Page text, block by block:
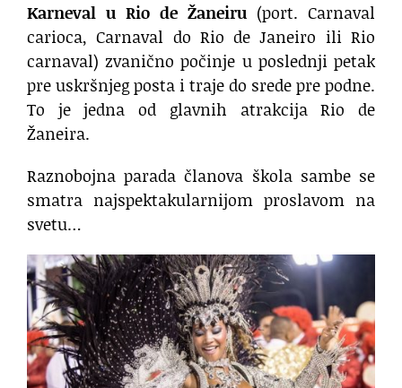
Karneval u Rio de Žaneiru (port. Carnaval
carioca, Carnaval do Rio de Janeiro ili Rio
carnaval) zvanično počinje u poslednji petak
pre uskršnjeg posta i traje do srede pre podne.
To je jedna od glavnih atrakcija Rio de
Žaneira.
Raznobojna parada članova škola sambe se
smatra najspektakularnijom proslavom na
svetu…